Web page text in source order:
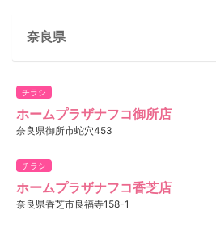
奈良県
チラシ
ホームプラザナフコ御所店
奈良県御所市蛇穴453
チラシ
ホームプラザナフコ香芝店
奈良県香芝市良福寺158-1